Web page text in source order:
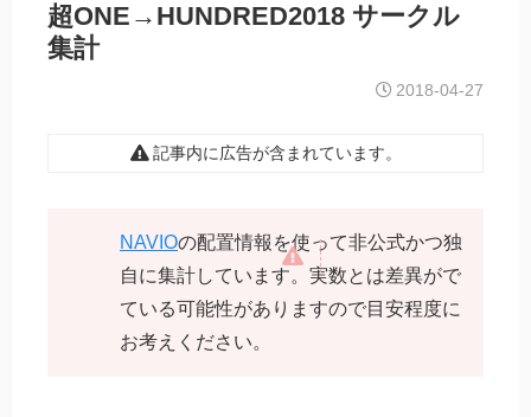
超ONE→HUNDRED2018 サークル
集計
2018-04-27
記事内に広告が含まれています。
NAVIOの配置情報を使って非公式かつ独
自に集計しています。実数とは差異がで
ている可能性がありますので目安程度に
お考えください。